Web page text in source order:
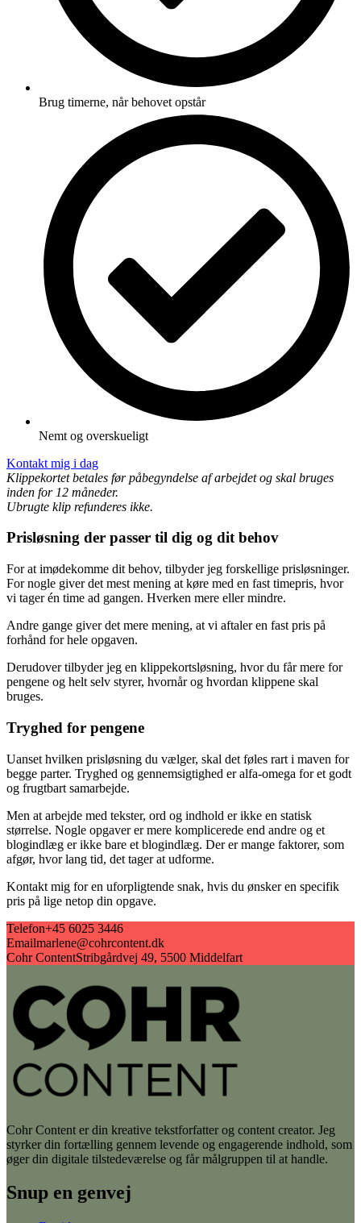
Brug timerne, når behovet opstår
Nemt og overskueligt
Kontakt mig i dag
Klippekortet betales før påbegyndelse af arbejdet og skal bruges
inden for 12 måneder.
Ubrugte klip refunderes ikke.
Prisløsning der passer til dig og dit behov
For at imødekomme dit behov, tilbyder jeg forskellige prisløsninger.
For nogle giver det mest mening at køre med en fast timepris, hvor
vi tager én time ad gangen. Hverken mere eller mindre.
Andre gange giver det mere mening, at vi aftaler en fast pris på
forhånd for hele opgaven.
Derudover tilbyder jeg en klippekortsløsning, hvor du får mere for
pengene og helt selv styrer, hvornår og hvordan klippene skal
bruges.
Tryghed for pengene
Uanset hvilken prisløsning du vælger, skal det føles rart i maven for
begge parter. Tryghed og gennemsigtighed er alfa-omega for et godt
og frugtbart samarbejde.
Men at arbejde med tekster, ord og indhold er ikke en statisk
størrelse. Nogle opgaver er mere komplicerede end andre og et
blogindlæg er ikke bare et blogindlæg. Der er mange faktorer, som
afgør, hvor lang tid, det tager at udforme.
Kontakt mig for en uforpligtende snak, hvis du ønsker en specifik
pris på lige netop din opgave.
Telefon+45 6025 3446
Emailmarlene@cohrcontent.dk
Cohr ContentStribgårdvej 49, 5500 Middelfart
Cohr Content er din kreative tekstforfatter og content creator. Jeg
styrker din fortælling gennem levende og engagerende indhold, som
øger din digitale tilstedeværelse og får målgruppen til at handle.
Snup en genvej